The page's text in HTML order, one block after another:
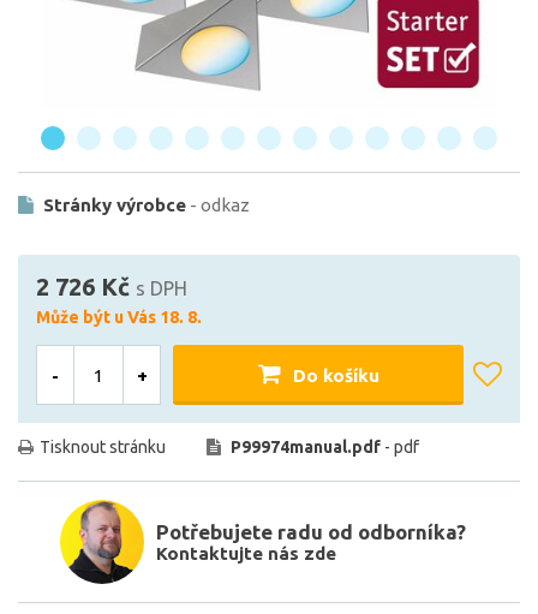
Stránky výrobce - odkaz
2 726 Kč s DPH
Může být u Vás 18. 8.
- + Do košíku
Tisknout stránku P99974manual.pdf - pdf
Potřebujete radu od odborníka?
Kontaktujte nás zde